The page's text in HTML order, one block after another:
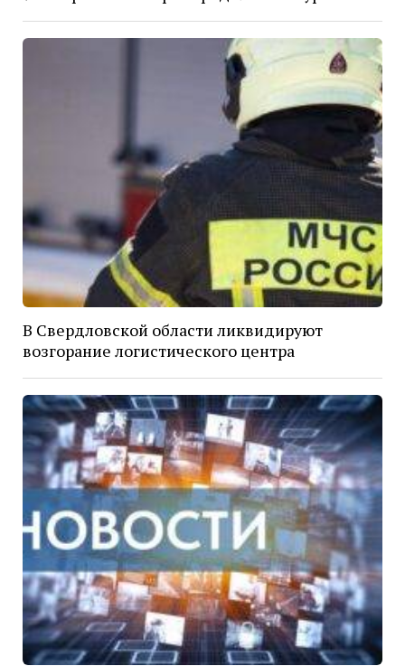
В Свердловской области ликвидируют
возгорание логистического центра